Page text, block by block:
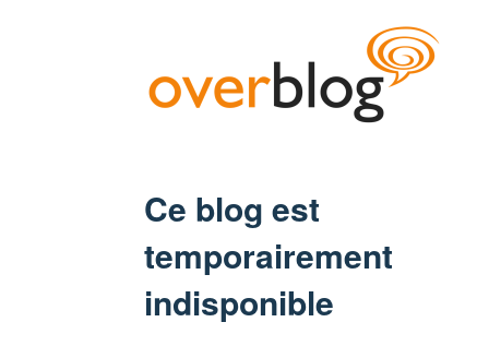
Ce blog est
temporairement
indisponible